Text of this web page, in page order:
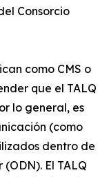
Consorcio
como CMS o
que el TALQ
lo general, es
(como
dentro de
El TALQ